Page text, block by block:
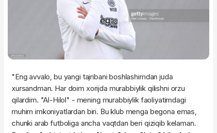
"Eng avvalo, bu yangi tajribani boshlashimdan juda
xursandman. Har doim xorijda murabbiylik qilishni orzu
qilardim. "Al-Hilol" - mening murabbiylik faoliyatimdagi
muhim imkoniyatlardan biri. Bu klub menga begona emas,
chunki arab futboliga ancha vaqtdan beri qiziqib kelaman.